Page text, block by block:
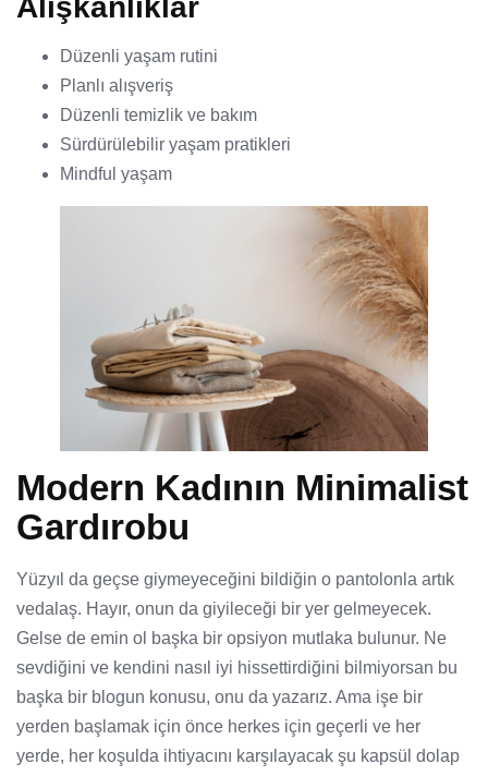
Alışkanlıklar
Düzenli yaşam rutini
Planlı alışveriş
Düzenli temizlik ve bakım
Sürdürülebilir yaşam pratikleri
Mindful yaşam
Modern Kadının Minimalist
Gardırobu
Yüzyıl da geçse giymeyeceğini bildiğin o pantolonla artık
vedalaş. Hayır, onun da giyileceği bir yer gelmeyecek.
Gelse de emin ol başka bir opsiyon mutlaka bulunur. Ne
sevdiğini ve kendini nasıl iyi hissettirdiğini bilmiyorsan bu
başka bir blogun konusu, onu da yazarız. Ama işe bir
yerden başlamak için önce herkes için geçerli ve her
yerde, her koşulda ihtiyacını karşılayacak şu kapsül dolap